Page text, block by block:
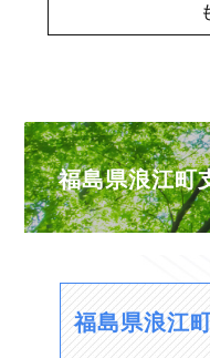
福島県浪江町
福島県浪江